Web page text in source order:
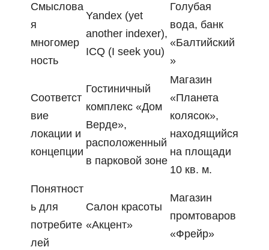
Смыслова
я
многомер
ность
Yandex (yet
another indexer),
ICQ (I seek you)
Голубая
вода, банк
«Балтийский
»
Соответст
вие
локации и
концепции
Гостиничный
комплекс «Дом
Верде»,
расположенный
в парковой зоне
Магазин
«Планета
колясок»,
находящийся
на площади
10 кв. м.
Понятност
ь для
потребите
лей
Салон красоты
«Акцент»
Магазин
промтоваров
«Фрейр»